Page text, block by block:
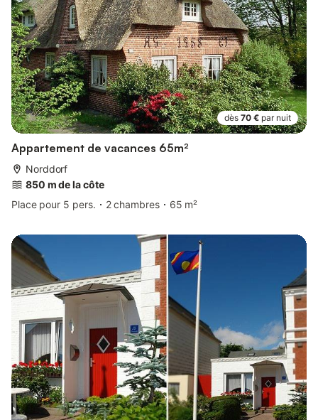
dès 70 € par nuit
Appartement de vacances 65m²
Norddorf
850 m de la côte
Place pour 5 pers.
2 chambres 65 m²